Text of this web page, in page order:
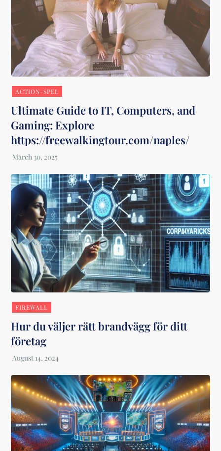
ACTION-SPEL
Ultimate Guide to IT, Computers, and
Gaming: Explore
https://freewalkingtour.com/naples/
FIREWALL
Hur du väljer rätt brandvägg för ditt
företag